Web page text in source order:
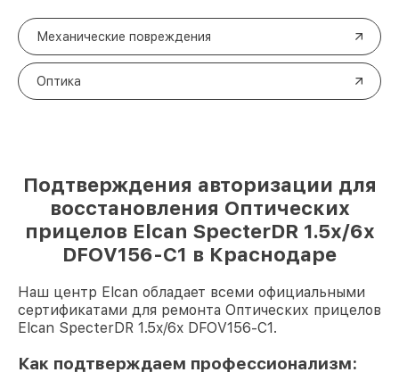
Механические повреждения
Оптика
Подтверждения авторизации для
восстановления Оптических
прицелов Elcan SpecterDR 1.5x/6x
DFOV156-C1 в Краснодаре
Наш центр Elcan обладает всеми официальными
сертификатами для ремонта Оптических прицелов
Elcan SpecterDR 1.5x/6x DFOV156-C1.
Как подтверждаем профессионализм: